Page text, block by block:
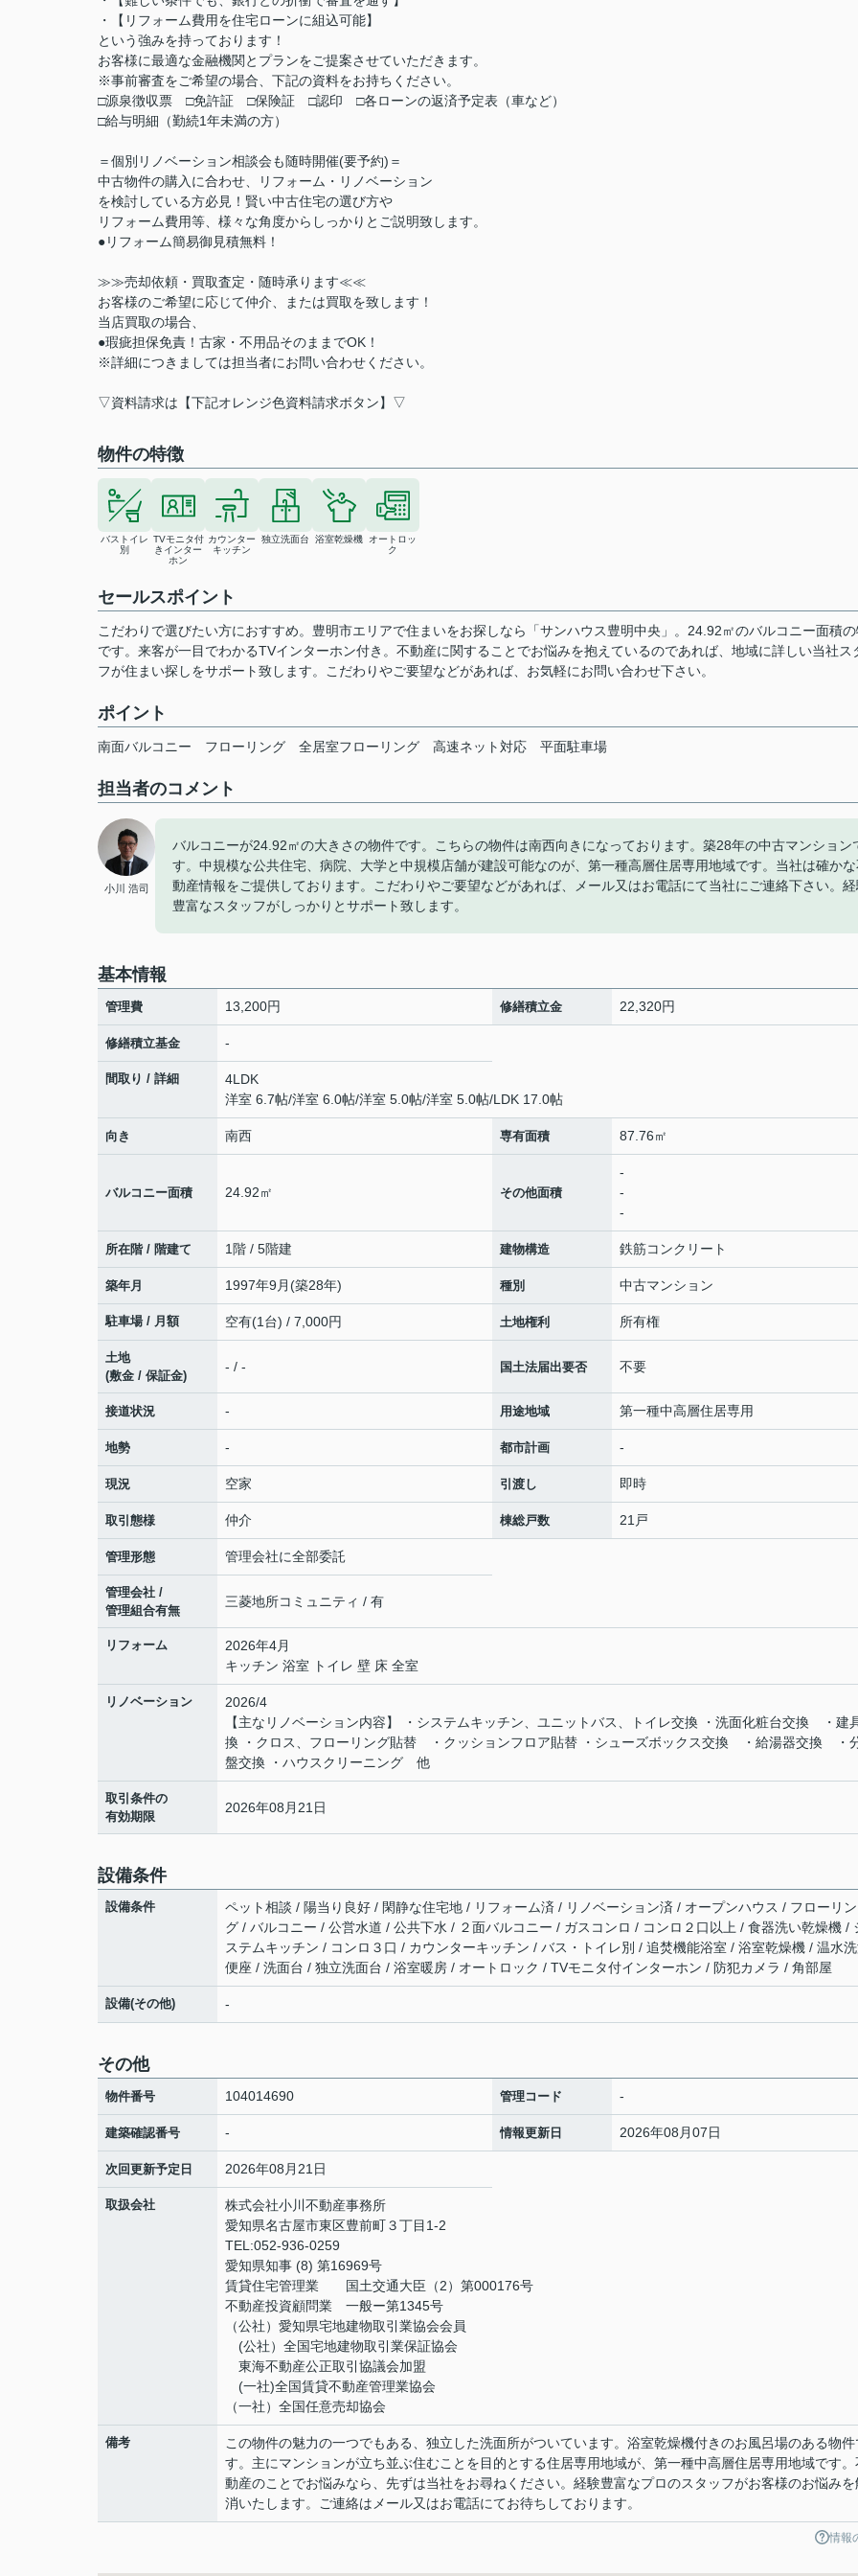
・【リフォーム費用を住宅ローンに組込可能】
という強みを持っております！
お客様に最適な金融機関とプランをご提案させていただきます。
※事前審査をご希望の場合、下記の資料をお持ちください。
□源泉徴収票 □免許証 □保険証 □認印 □各ローンの返済予定表（車など）
□給与明細（勤続1年未満の方）
＝個別リノベーション相談会も随時開催(要予約)＝
中古物件の購入に合わせ、リフォーム・リノベーション
を検討している方必見！賢い中古住宅の選び方や
リフォーム費用等、様々な角度からしっかりとご説明致します。
●リフォーム簡易御見積無料！
≫≫売却依頼・買取査定・随時承ります≪≪
お客様のご希望に応じて仲介、または買取を致します！
当店買取の場合、
●瑕疵担保免責！古家・不用品そのままでOK！
※詳細につきましては担当者にお問い合わせください。
▽資料請求は【下記オレンジ色資料請求ボタン】▽
物件の特徴
バストイレ
別
TVモニタ付
きインター
ホン
カウンター
キッチン
独立洗面台 浴室乾燥機
オートロッ
ク
セールスポイント
こだわりで選びたい方におすすめ。豊明市エリアで住まいをお探しなら「サンハウス豊明中央」。24.92㎡のバルコニー面積
です。来客が一目でわかるTVインターホン付き。不動産に関することでお悩みを抱えているのであれば、地域に詳しい当社ス
フが住まい探しをサポート致します。こだわりやご要望などがあれば、お気軽にお問い合わせ下さい。
ポイント
南面バルコニー フローリング 全居室フローリング 高速ネット対応 平面駐車場
担当者のコメント
小川 浩司
バルコニーが24.92㎡の大きさの物件です。こちらの物件は南西向きになっております。築28年の中古マンション
す。中規模な公共住宅、病院、大学と中規模店舗が建設可能なのが、第一種高層住居専用地域です。当社は確か
動産情報をご提供しております。こだわりやご要望などがあれば、メール又はお電話にて当社にご連絡下さい。
豊富なスタッフがしっかりとサポート致します。
基本情報
管理費 13,200円 修繕積立金 22,320円
修繕積立基金 -
間取り / 詳細
4LDK
洋室 6.7帖/洋室 6.0帖/洋室 5.0帖/洋室 5.0帖/LDK 17.0帖
向き 南西 専有面積 87.76㎡
バルコニー面積 24.92㎡ その他面積
-
-
-
所在階 / 階建て 1階 / 5階建 建物構造 鉄筋コンクリート
築年月 1997年9月(築28年) 種別 中古マンション
駐車場 / 月額 空有(1台) / 7,000円 土地権利 所有権
土地
(敷金 / 保証金)
- / - 国土法届出要否 不要
接道状況 - 用途地域 第一種中高層住居専用
地勢 - 都市計画 -
現況 空家 引渡し 即時
取引態様 仲介 棟総戸数 21戸
管理形態 管理会社に全部委託
管理会社 /
管理組合有無
三菱地所コミュニティ / 有
リフォーム
2026年4月
キッチン 浴室 トイレ 壁 床 全室
リノベーション
2026/4
【主なリノベーション内容】 ・システムキッチン、ユニットバス、トイレ交換 ・洗面化粧台交換 ・建
換 ・クロス、フローリング貼替 ・クッションフロア貼替 ・シューズボックス交換 ・給湯器交換 ・
盤交換 ・ハウスクリーニング 他
取引条件の
有効期限
2026年08月21日
設備条件
設備条件
ペット相談 / 陽当り良好 / 閑静な住宅地 / リフォーム済 / リノベーション済 / オープンハウス / フローリン
グ / バルコニー / 公営水道 / 公共下水 / ２面バルコニー / ガスコンロ / コンロ２口以上 / 食器洗い乾燥機 /
ステムキッチン / コンロ３口 / カウンターキッチン / バス・トイレ別 / 追焚機能浴室 / 浴室乾燥機 / 温水
便座 / 洗面台 / 独立洗面台 / 浴室暖房 / オートロック / TVモニタ付インターホン / 防犯カメラ / 角部屋
設備(その他) -
その他
物件番号 104014690 管理コード -
建築確認番号 - 情報更新日 2026年08月07日
次回更新予定日 2026年08月21日
取扱会社
株式会社小川不動産事務所
愛知県名古屋市東区豊前町３丁目1-2
TEL:052-936-0259
愛知県知事 (8) 第16969号
賃貸住宅管理業 国土交通大臣（2）第000176号
不動産投資顧問業 一般ー第1345号
（公社）愛知県宅地建物取引業協会会員
(公社）全国宅地建物取引業保証協会
東海不動産公正取引協議会加盟
(一社)全国賃貸不動産管理業協会
（一社）全国任意売却協会
備考
この物件の魅力の一つでもある、独立した洗面所がついています。浴室乾燥機付きのお風呂場のある物件
す。主にマンションが立ち並ぶ住むことを目的とする住居専用地域が、第一種中高層住居専用地域です。
動産のことでお悩みなら、先ずは当社をお尋ねください。経験豊富なプロのスタッフがお客様のお悩みを
消いたします。ご連絡はメール又はお電話にてお待ちしております。
情報